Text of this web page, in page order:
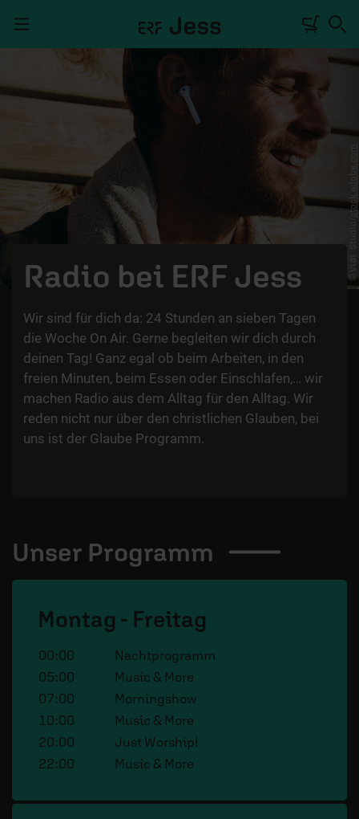
Navigation überspringen
RADIO
DEINE APP
MITMACHEN
ÜBER UNS
© Vidi_Studio/
stock.adobe.com
Radio bei ERF Jess
Wir sind für dich da: 24 Stunden an sieben Tagen
die Woche On Air. Gerne begleiten wir dich durch
deinen Tag! Ganz egal ob beim Arbeiten, in den
freien Minuten, beim Essen oder Einschlafen,… wir
machen Radio aus dem Alltag für den Alltag. Wir
reden nicht nur über den christlichen Glauben, bei
uns ist der Glaube Programm.
Unser Programm
Montag - Freitag
00:00
Nachtprogramm
05:00
Music & More
07:00
Morningshow
10:00
Music & More
20:00
Just Worship!
22:00
Music & More